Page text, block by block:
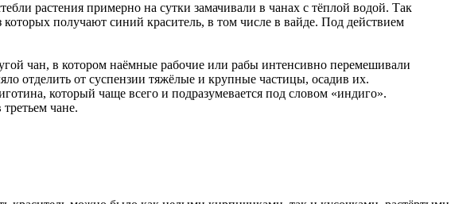
растения примерно на сутки замачивали в чанах с тёплой водой. Так
получают синий краситель, в том числе в вайде. Под действием
чан, в котором наёмные рабочие или рабы интенсивно перемешивали
отделить от суспензии тяжёлые и крупные частицы, осадив их.
который чаще всего и подразумевается под словом «индиго».
чане.